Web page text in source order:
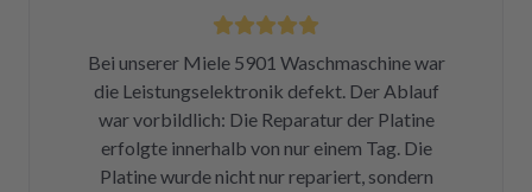
nicht erst wissen, was der Mieltechniker
Zukunft nicht wieder auf repartly
zurückgreifen müssen. Aber gut zu wissen,
dass es diese Möglichkeit gibt! Werden wir
definitiv weiter empfehlen.
Bei unserer Miele 5901 Waschmaschine war
die Leistungselektronik defekt. Der Ablauf
war vorbildlich: Die Reparatur der Platine
erfolgte innerhalb von nur einem Tag. Die
Platine wurde nicht nur repariert, sondern